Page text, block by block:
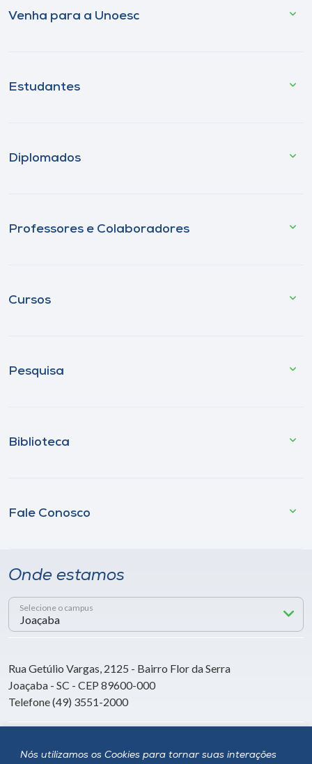
Nós utilizamos os Cookies para tornar suas interações
Venha para a Unoesc
Estudantes
Diplomados
Professores e Colaboradores
Cursos
Pesquisa
Biblioteca
Fale Conosco
Onde estamos
Selecione o campus
Rua Getúlio Vargas, 2125 - Bairro Flor da Serra
Joaçaba - SC - CEP 89600-000
Telefone (49) 3551-2000
Siga a Unoesc